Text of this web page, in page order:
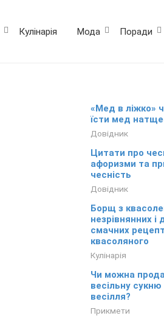
Кулінарія Мода Поради
«Мед в ліжко»
їсти мед
Довідник
Цитати про
афоризми та
чесність
Довідник
Борщ з
незрівнянних і
смачних
квасоляного
Кулінарія
Чи можна
весільну сукню
весілля?
Прикмети